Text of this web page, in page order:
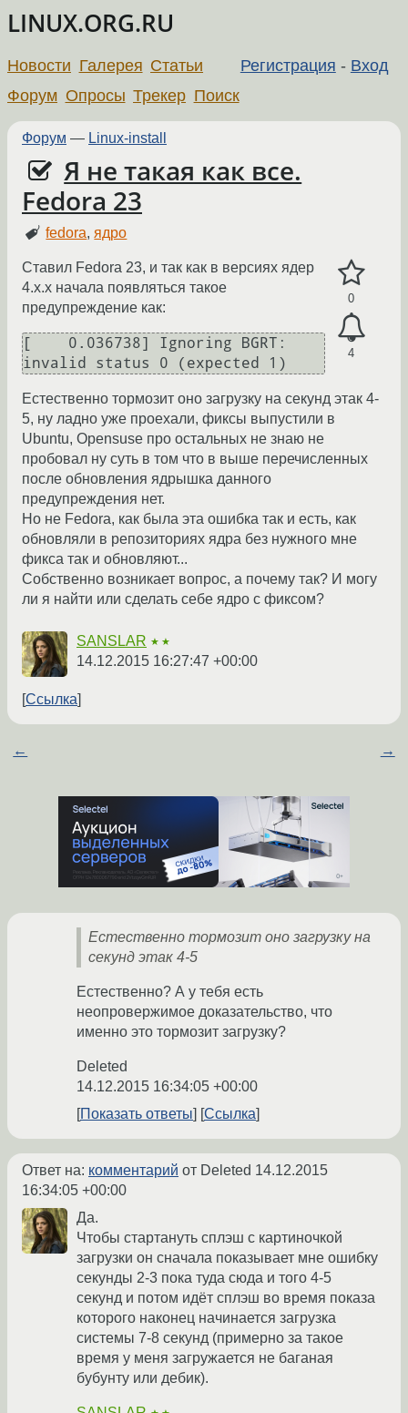
LINUX.ORG.RU
Регистрация - Вход
Новости Галерея Статьи
Форум Опросы Трекер Поиск
Форум — Linux-install
Я не такая как все.
Fedora 23
fedora,ядро
0
4
Ставил Fedora 23, и так как в версиях ядер
4.x.x начала появляться такое
предупреждение как:
[    0.036738] Ignoring BGRT:
Естественно тормозит оно загрузку на секунд этак 4-
5, ну ладно уже проехали, фиксы выпустили в
Ubuntu, Opensuse про остальных не знаю не
пробовал ну суть в том что в выше перечисленных
после обновления ядрышка данного
предупреждения нет.
Но не Fedora, как была эта ошибка так и есть, как
обновляли в репозиториях ядра без нужного мне
фикса так и обновляют...
Собственно возникает вопрос, а почему так? И могу
ли я найти или сделать себе ядро с фиксом?
SANSLAR ★★
14.12.2015 16:27:47 +00:00
Ссылка
← →
Естественно тормозит оно загрузку на
секунд этак 4-5
Естественно? А у тебя есть
неопровержимое доказательство, что
именно это тормозит загрузку?
Deleted
14.12.2015 16:34:05 +00:00
Показать ответы
Ссылка
Ответ на: комментарий от Deleted 14.12.2015
16:34:05 +00:00
Да.
Чтобы стартануть сплэш с картиночкой
загрузки он сначала показывает мне ошибку
секунды 2-3 пока туда сюда и того 4-5
секунд и потом идёт сплэш во время показа
которого наконец начинается загрузка
системы 7-8 секунд (примерно за такое
время у меня загружается не баганая
бубунту или дебик).